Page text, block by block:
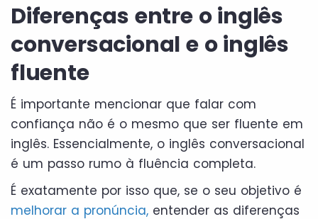
Diferenças entre o inglês
conversacional e o inglês
fluente
É importante mencionar que falar com
confiança não é o mesmo que ser fluente em
inglês. Essencialmente, o inglês conversacional
é um passo rumo à fluência completa.
É exatamente por isso que, se o seu objetivo é
melhorar a pronúncia, entender as diferenças